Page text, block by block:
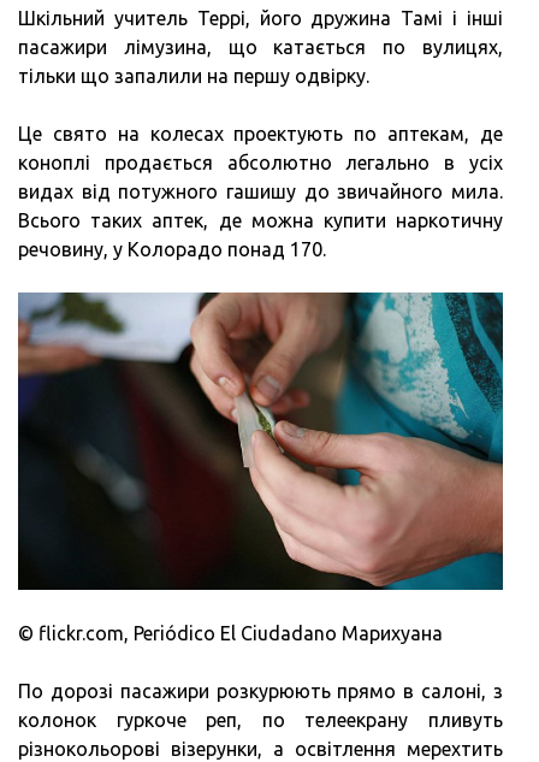
Шкільний учитель Террі, його дружина Тамі і інші
пасажири лімузина, що катається по вулицях,
тільки що запалили на першу одвірку.
Це свято на колесах проектують по аптекам, де
коноплі продається абсолютно легально в усіх
видах від потужного гашишу до звичайного мила.
Всього таких аптек, де можна купити наркотичну
речовину, у Колорадо понад 170.
© flickr.com, Periódico El Ciudadano Марихуана
По дорозі пасажири розкурюють прямо в салоні, з
колонок гуркоче реп, по телеекрану пливуть
різнокольорові візерунки, а освітлення мерехтить